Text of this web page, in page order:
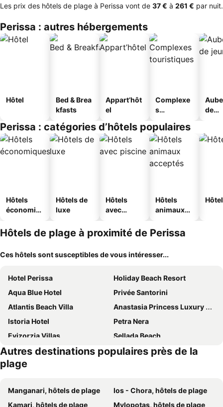
Les prix des hôtels de plage à Perissa vont de ‎37 € à ‎261 € par nuit.
Perissa : autres hébergements
Hôtel
Bed & Brea
kfasts
Appart’hôt
el
Complexe
s
s
de
Perissa : catégories d’hôtels populaires
Hôtels
économiq
Hôtels de
luxe
Hôtels
avec
Hôtels
animaux
Hôtels de plage à proximité de Perissa
Ces hôtels sont susceptibles de vous intéresser...
Hotel Perissa
Holiday Beach Resort
Aqua Blue Hotel
Privée Santorini
Atlantis Beach Villa
Anastasia Princess Luxury Beach Residence, Adults Only
Istoria Hotel
Petra Nera
Evizorzia Villas
Sellada Beach
Hotel Porto Perissa
Sagma Beach Rooms
Kouros Village Hotel - Adults Only
Perissa Bay
Villa Georgia
Autres destinations populaires près de la
plage
Manganari, hôtels de plage
Ios - Chora, hôtels de plage
Kamari, hôtels de plage
Mylopotas, hôtels de plage